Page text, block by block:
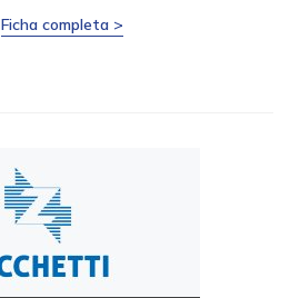
Ficha completa >